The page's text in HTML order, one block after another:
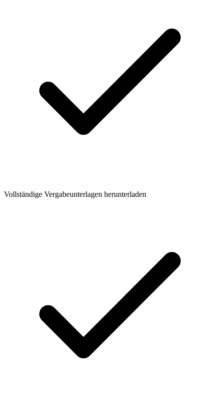
Vollständige Vergabeunterlagen herunterladen